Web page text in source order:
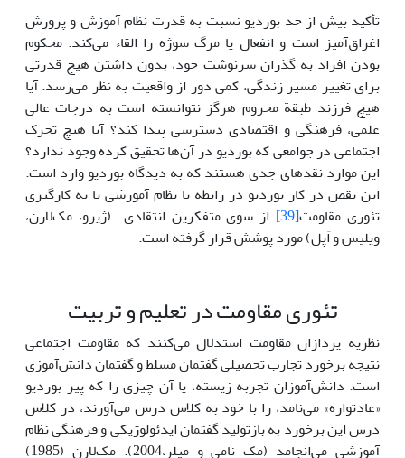
تأکید بیش از حد بوردیو نسبت به قدرت نظام آموزش و پرورش
اغراق‌آمیز است و انفعال یا مرگ سوژه را القاء می‌کند. محکوم
بودن افراد به گذران سرنوشت خود، بدون داشتن هیچ قدرتی
برای تغییر مسیر زندگی، کمی دور از واقعیت به نظر می‌رسد. آیا
هیچ فرزند طبقة محروم هرگز نتوانسته است به درجات عالی
علمی، فرهنگی و اقتصادی دسترسی پیدا کند؟ آیا هیچ تحرک
اجتماعی در جوامعی که بوردیو در آن‌ها تحقیق کرده وجود ندارد؟
این موارد نقدهای جدی هستند که به دیدگاه بوردیو وارد است.
این نقص در کار بوردیو در رابطه با نظام آموزشی با به کارگیری
تئوری مقاومت[39]
از سوی متفکرین انتقادی (ژیرو، مک‌لارن،
ویلیس و اَپل) مورد پوشش قرار گرفته است.
تئوری مقاومت در تعلیم و تربیت
نظریه پردازان مقاومت استدلال می‌کنند که مقاومت اجتماعی
نتیجه برخورد تجارب تحصیلی گفتمان مسلط و گفتمان دانش‌آموزی
است. دانش‌آموزان تجربه زیسته، یا آن چیزی را که پیر بوردیو
«عادتواره» می‌نامد، را با خود به کلاس درس می‌آورند، در کلاس
درس این برخورد به بازتولید گفتمان ایدئولوژیکی و فرهنگی نظام
آموزشی می‌انجامد (مک نامی و میلر،2004). مک‌لارن (1985)